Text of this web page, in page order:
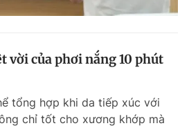
vời của phơi nắng 10 phút
tổng hợp khi da tiếp xúc với
chỉ tốt cho xương khớp mà